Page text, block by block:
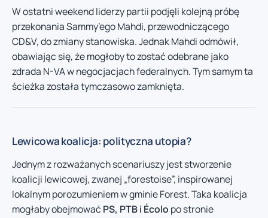
W ostatni weekend liderzy partii podjęli kolejną próbę
przekonania Sammy’ego Mahdi, przewodniczącego
CD&V, do zmiany stanowiska. Jednak Mahdi odmówił,
obawiając się, że mogłoby to zostać odebrane jako
zdrada N-VA w negocjacjach federalnych. Tym samym ta
ścieżka została tymczasowo zamknięta.
Lewicowa koalicja: polityczna utopia?
Jednym z rozważanych scenariuszy jest stworzenie
koalicji lewicowej, zwanej „forestoise”, inspirowanej
lokalnym porozumieniem w gminie Forest. Taka koalicja
mogłaby obejmować PS, PTB i Écolo po stronie